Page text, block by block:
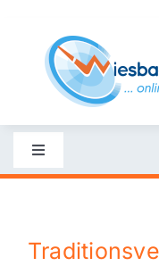
content
Toggle
Navigation
Nachrichten